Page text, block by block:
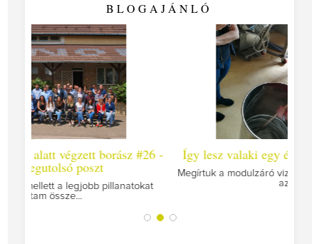
BLOGAJÁNLÓ
#26 - Így lesz valaki egy év alatt végzett borász #25
Megírtuk a modulzáró vizsgákat, már lázasan készülünk
az utolsó...